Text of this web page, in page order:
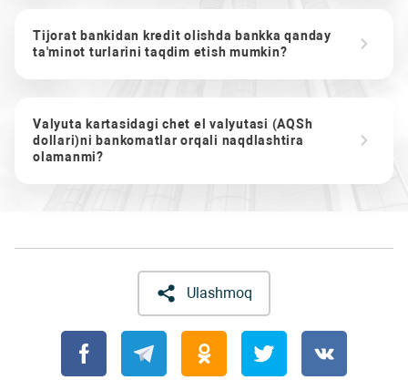
Tijorat bankidan kredit olishda bankka qanday
ta'minot turlarini taqdim etish mumkin?
Valyuta kartasidagi chet el valyutasi (AQSh
dollari)ni bankomatlar orqali naqdlashtira
olamanmi?
Ulashmoq